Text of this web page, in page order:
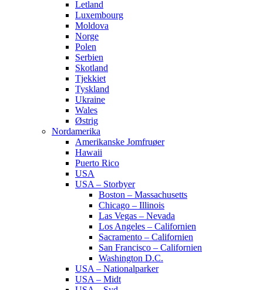
Letland
Luxembourg
Moldova
Norge
Polen
Serbien
Skotland
Tjekkiet
Tyskland
Ukraine
Wales
Østrig
Nordamerika
Amerikanske Jomfruøer
Hawaii
Puerto Rico
USA
USA – Storbyer
Boston – Massachusetts
Chicago – Illinois
Las Vegas – Nevada
Los Angeles – Californien
Sacramento – Californien
San Francisco – Californien
Washington D.C.
USA – Nationalparker
USA – Midt